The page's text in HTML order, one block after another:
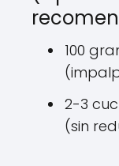
100
2-3
(sin